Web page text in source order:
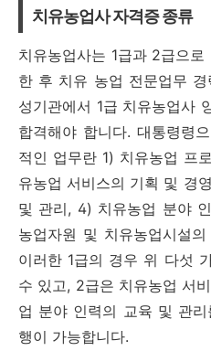
치유농업사 자격증 종류
치유농업사는 1급과 2급으
한 후 치유 농업 전문업무
성기관에서 1급 치유농업사
합격해야 합니다.대통령령
적인 업무란 1) 치유농업 프
유농업 서비스의 기획 및 경
및 관리, 4) 치유농업 분야
농업자원 및 치유농업시설
이러한 1급의 경우 위 다섯
수 있고, 2급은 치유농업 서
업 분야 인력의 교육 및 관
행이 가능합니다.